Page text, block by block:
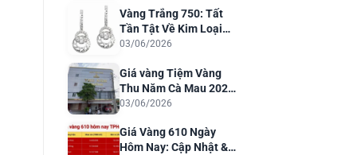
Vàng Trắng 750: Tất
Tần Tật Về Kim Loại
Quý Cho Trang Sức
03/06/2026
Giá vàng Tiệm Vàng
Thu Năm Cà Mau 2026:
Cập Nhật & Phân Tích
03/06/2026
Giá Vàng 610 Ngày
Hôm Nay: Cập Nhật &